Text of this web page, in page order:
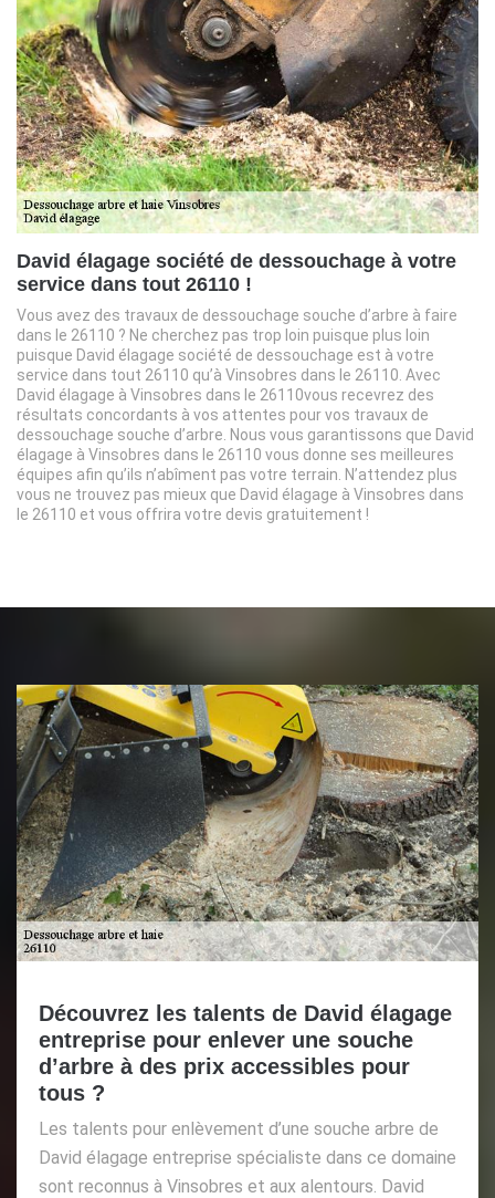
David élagage société de dessouchage à votre
service dans tout 26110 !
Vous avez des travaux de dessouchage souche d’arbre à faire
dans le 26110 ? Ne cherchez pas trop loin puisque plus loin
puisque David élagage société de dessouchage est à votre
service dans tout 26110 qu’à Vinsobres dans le 26110. Avec
David élagage à Vinsobres dans le 26110vous recevrez des
résultats concordants à vos attentes pour vos travaux de
dessouchage souche d’arbre. Nous vous garantissons que David
élagage à Vinsobres dans le 26110 vous donne ses meilleures
équipes afin qu’ils n’abîment pas votre terrain. N’attendez plus
vous ne trouvez pas mieux que David élagage à Vinsobres dans
le 26110 et vous offrira votre devis gratuitement !
Découvrez les talents de David élagage
entreprise pour enlever une souche
d’arbre à des prix accessibles pour
tous ?
Les talents pour enlèvement d’une souche arbre de
David élagage entreprise spécialiste dans ce domaine
sont reconnus à Vinsobres et aux alentours. David